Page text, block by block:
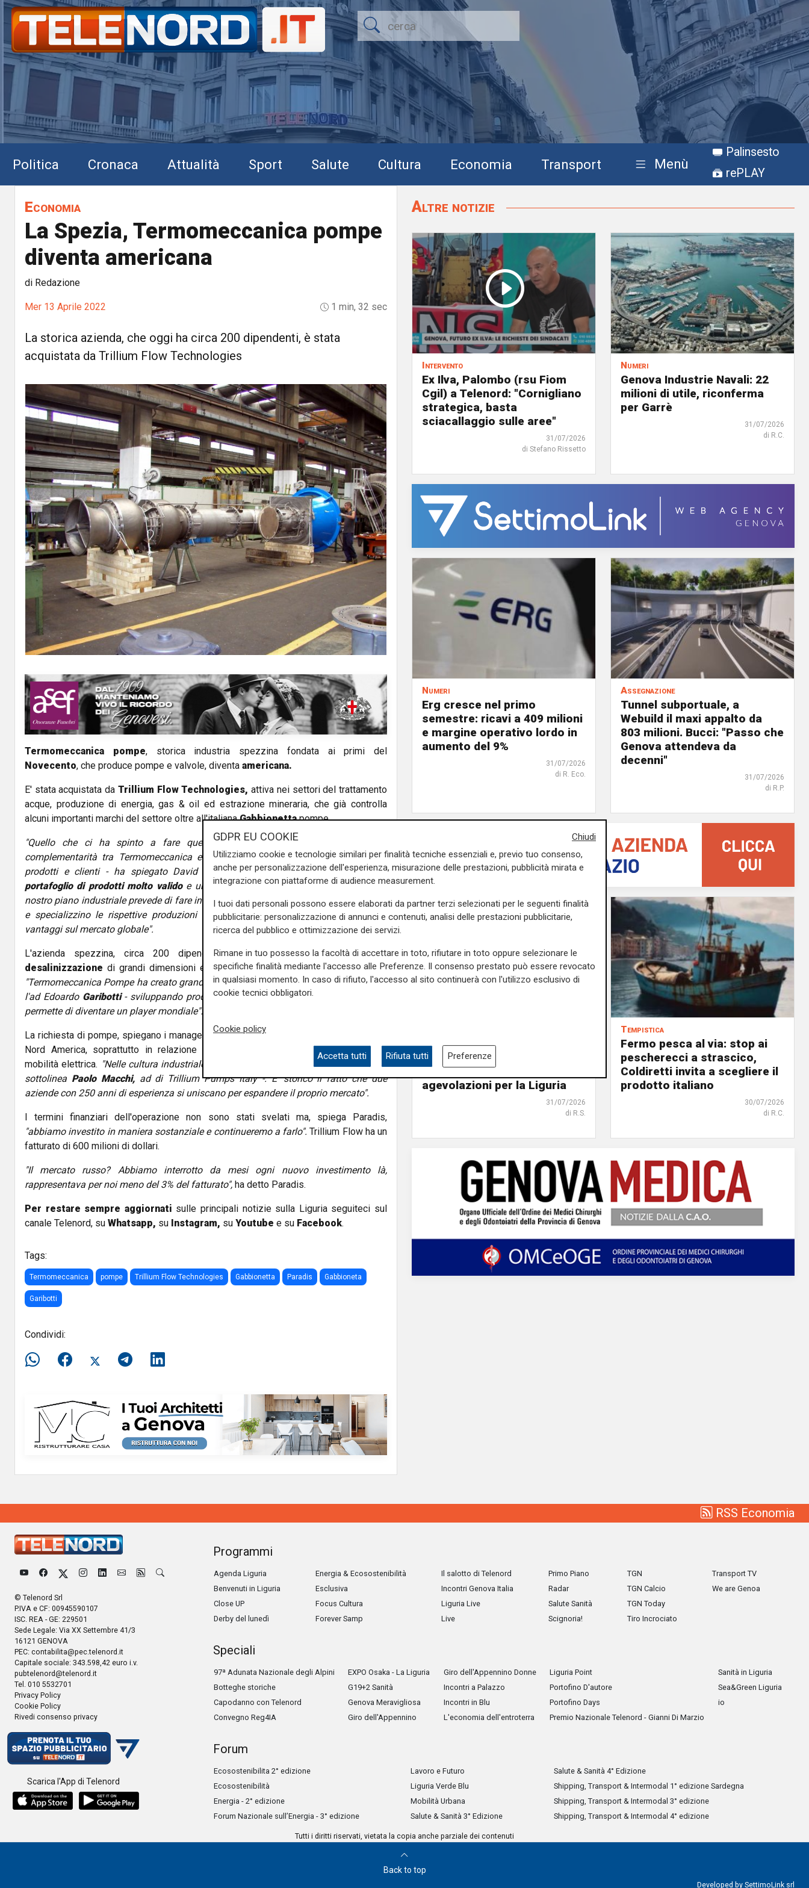
Politica Cronaca Attualità Sport Salute Cultura Economia Transport Menù
Palinsesto
rePLAY
Economia
La Spezia, Termomeccanica pompe
diventa americana
di Redazione
Mer 13 Aprile 2022 1 min, 32 sec
La storica azienda, che oggi ha circa 200 dipendenti, è stata
acquistata da Trillium Flow Technologies
Termomeccanica pompe, storica industria spezzina fondata ai primi del
Novecento, che produce pompe e valvole, diventa americana.
E' stata acquistata da Trillium Flow Technologies, attiva nei settori del trattamento
acque, produzione di energia, gas & oil ed estrazione mineraria, che già controlla
alcuni importanti marchi del settore oltre all'italianaGabbionettapompe.
"Quello che ci ha spinto a fare questoinvestimentoin Italia è proprio la
complementarità tra Termomeccanica e Gabbioneta in termini di professionalità,
prodotti e clienti - ha spiegato David Paradis, ceo di Trillium -. Termo ha un
portafoglio di prodotti molto validoe un centro provetra i migliori nel mondo. Il
nostro piano industriale prevede di fare in modo che le due realtà condividano risorse
e specializzino le rispettive produzioni in modo che entrambe possano ottenere
vantaggi sul mercato globale".
L'azienda spezzina, circa 200 dipendenti, è specializzata in pompe per
desalinizzazione di grandi dimensioni e ha forti ramificazioni inMedio Oriente.
"Termomeccanica Pompe ha creato grandi potenzialità negli ultimi anni - ha spiegato
l'ad Edoardo Garibotti- sviluppando prodotti e penetrando mercati. Trillium Flow ci
permette di diventare un player mondiale".
La richiesta di pompe, spiegano i manager, è in crescita in tutto il mondo a partire dal
Nord America, soprattutto in relazione alle attività minerarie, settore legato alla
mobilità elettrica. "Nelle cultura industriale italiana non è comune mettersi assieme -
sottolinea Paolo Macchi,ad di Trillium Pumps Italy -. E' storico il fatto che due
aziende con 250 anni di esperienza si uniscano per espandere il proprio mercato".
I termini finanziari dell'operazione non sono stati svelati ma, spiega Paradis,
"abbiamo investito in maniera sostanziale e continueremo a farlo". Trillium Flow ha un
fatturato di 600 milioni di dollari.
"Il mercato russo? Abbiamo interrotto da mesi ogni nuovo investimento là,
rappresentava per noi meno del 3% del fatturato", ha detto Paradis.
Per restare sempre aggiornati sulle principali notizie sulla Liguria seguiteci sul
canale Telenord, su Whatsapp, su Instagram, su Youtube e su Facebook.
Tags:
Termomeccanica pompe Trillium Flow Technologies Gabbionetta Paradis Gabbioneta
Garibotti
Condividi:
Altre notizie
Intervento
Ex Ilva, Palombo (rsu Fiom
Cgil) a Telenord: "Cornigliano
strategica, basta
sciacallaggio sulle aree"
31/07/2026
di Stefano Rissetto
Numeri
Genova Industrie Navali: 22
milioni di utile, riconferma
per Garrè
31/07/2026
di R.C.
Numeri
Erg cresce nel primo
semestre: ricavi a 409 milioni
e margine operativo lordo in
aumento del 9%
31/07/2026
di R. Eco.
Assegnazione
Tunnel subportuale, a
Webuild il maxi appalto da
803 milioni. Bucci: "Passo che
Genova attendeva da
decenni"
31/07/2026
di R.P.
Filse chiude il 2025 in
crescita: gestiti 559 milioni di
euro e 132 milioni di
agevolazioni per la Liguria
31/07/2026
di R.S.
Tempistica
Fermo pesca al via: stop ai
pescherecci a strascico,
Coldiretti invita a scegliere il
prodotto italiano
30/07/2026
di R.C.
RSS Economia
© Telenord Srl
P.IVA e CF: 00945590107
ISC. REA - GE: 229501
Sede Legale: Via XX Settembre 41/3
16121 GENOVA
PEC: contabilita@pec.telenord.it
Capitale sociale: 343.598,42 euro i.v.
pubtelenord@telenord.it
Tel. 010 5532701
Privacy Policy
Cookie Policy
Rivedi consenso privacy
Scarica l'App di Telenord
Programmi
Agenda Liguria
Benvenuti in Liguria
Close UP
Derby del lunedì
Energia & Ecosostenibilità
Esclusiva
Focus Cultura
Forever Samp
Il salotto di Telenord
Incontri Genova Italia
Liguria Live
Live
Primo Piano
Radar
Salute Sanità
Scignoria!
TGN
TGN Calcio
TGN Today
Tiro Incrociato
Transport TV
We are Genoa
Speciali
97ª Adunata Nazionale degli Alpini
Botteghe storiche
Capodanno con Telenord
Convegno Reg4IA
EXPO Osaka - La Liguria
G19+2 Sanità
Genova Meravigliosa
Giro dell'Appennino
Giro dell'Appennino Donne
Incontri a Palazzo
Incontri in Blu
L'economia dell'entroterra
Liguria Point
Portofino D'autore
Portofino Days
Premio Nazionale Telenord - Gianni Di Marzio
Sanità in Liguria
Sea&Green Liguria
io
Forum
Ecosostenibilita 2° edizione
Ecosostenibilità
Energia - 2° edizione
Forum Nazionale sull’Energia - 3° edizione
Lavoro e Futuro
Liguria Verde Blu
Mobilità Urbana
Salute & Sanità 3° Edizione
Salute & Sanità 4° Edizione
Shipping, Transport & Intermodal 1° edizione Sardegna
Shipping, Transport & Intermodal 3° edizione
Shipping, Transport & Intermodal 4° edizione
Tutti i diritti riservati, vietata la copia anche parziale dei contenuti
Back to top
Developed by SettimoLink srl
Chiudi
GDPR EU COOKIE
Utilizziamo cookie e tecnologie similari per finalità tecniche essenziali e, previo tuo consenso,
anche per personalizzazione dell'esperienza, misurazione delle prestazioni, pubblicità mirata e
integrazione con piattaforme di audience measurement.
I tuoi dati personali possono essere elaborati da partner terzi selezionati per le seguenti finalità
pubblicitarie: personalizzazione di annunci e contenuti, analisi delle prestazioni pubblicitarie,
ricerca del pubblico e ottimizzazione dei servizi.
Rimane in tuo possesso la facoltà di accettare in toto, rifiutare in toto oppure selezionare le
specifiche finalità mediante l'accesso alle Preferenze. Il consenso prestato può essere revocato
in qualsiasi momento. In caso di rifiuto, l'accesso al sito continuerà con l'utilizzo esclusivo di
cookie tecnici obbligatori.
Cookie policy
Accetta tutti Rifiuta tutti Preferenze